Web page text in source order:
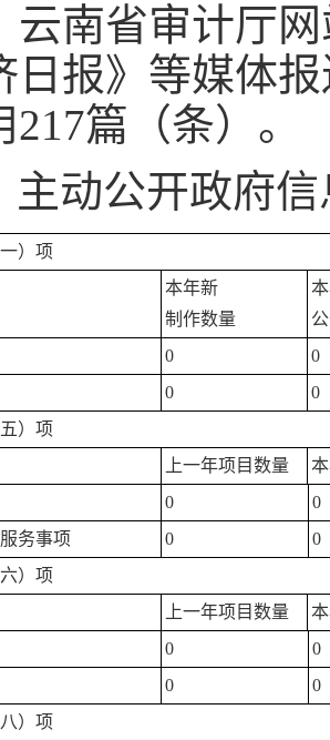
云南省审计厅
日报》等媒体
篇（条）。
主动公开政府
）项
本年新
制作数量
0
0
0
0
）项
上一年项目数量
0
0
务事项
0
0
）项
上一年项目数量
0
0
0
0
）项